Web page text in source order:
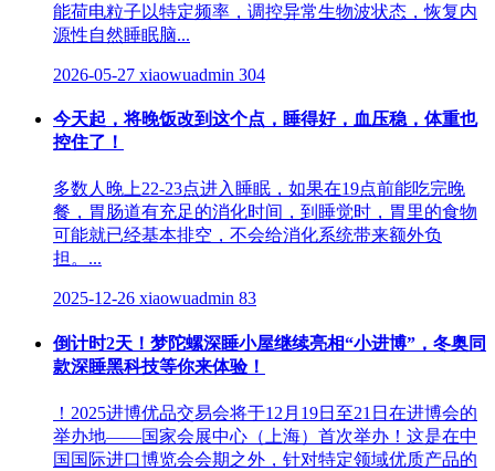
能荷电粒子以特定频率，调控异常生物波状态，恢复内
源性自然睡眠脑...
2026-05-27 xiaowuadmin 304
今天起，将晚饭改到这个点，睡得好，血压稳，体重也
控住了！
多数人晚上22-23点进入睡眠，如果在19点前能吃完晚
餐，胃肠道有充足的消化时间，到睡觉时，胃里的食物
可能就已经基本排空，不会给消化系统带来额外负
担。...
2025-12-26 xiaowuadmin 83
倒计时2天！梦陀螺深睡小屋继续亮相“小进博”，冬奥同
款深睡黑科技等你来体验！
！2025进博优品交易会将于12月19日至21日在进博会的
举办地——国家会展中心（上海）首次举办！这是在中
国国际进口博览会会期之外，针对特定领域优质产品的